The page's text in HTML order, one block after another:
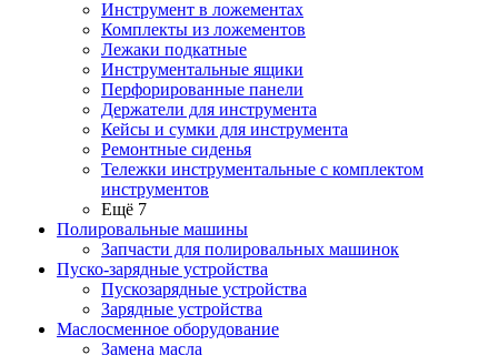
Инструмент в ложементах
Комплекты из ложементов
Лежаки подкатные
Инструментальные ящики
Перфорированные панели
Держатели для инструмента
Кейсы и сумки для инструмента
Ремонтные сиденья
Тележки инструментальные с комплектом
инструментов
Ещё 7
Полировальные машины
Запчасти для полировальных машинок
Пуско-зарядные устройства
Пускозарядные устройства
Зарядные устройства
Маслосменное оборудование
Замена масла